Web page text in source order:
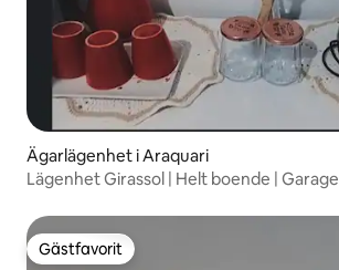
Ägarlägenhet i Araquari
Lägenhet Girassol | Helt boende | Garage
Gästfavorit
Gästfavorit